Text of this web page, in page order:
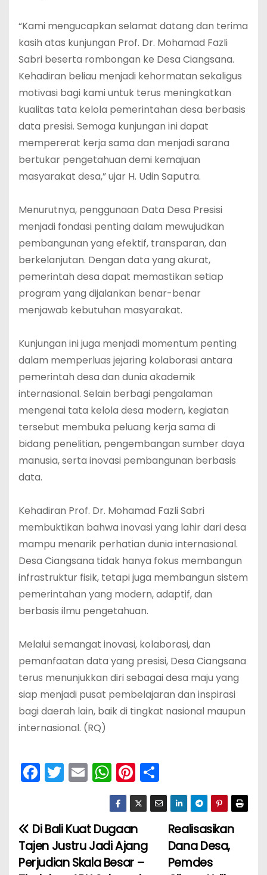
‎“Kami mengucapkan selamat datang dan terima
kasih atas kunjungan Prof. Dr. Mohamad Fazli
Sabri beserta rombongan ke Desa Ciangsana.
Kehadiran beliau menjadi kehormatan sekaligus
motivasi bagi kami untuk terus meningkatkan
kualitas tata kelola pemerintahan desa berbasis
data presisi. Semoga kunjungan ini dapat
mempererat kerja sama dan menjadi sarana
bertukar pengetahuan demi kemajuan
masyarakat desa,” ujar H. Udin Saputra.
‎Menurutnya, penggunaan Data Desa Presisi
menjadi fondasi penting dalam mewujudkan
pembangunan yang efektif, transparan, dan
berkelanjutan. Dengan data yang akurat,
pemerintah desa dapat memastikan setiap
program yang dijalankan benar-benar
menjawab kebutuhan masyarakat.
‎Kunjungan ini juga menjadi momentum penting
dalam memperluas jejaring kolaborasi antara
pemerintah desa dan dunia akademik
internasional. Selain berbagi pengalaman
mengenai tata kelola desa modern, kegiatan
tersebut membuka peluang kerja sama di
bidang penelitian, pengembangan sumber daya
manusia, serta inovasi pembangunan berbasis
data.
‎Kehadiran Prof. Dr. Mohamad Fazli Sabri
membuktikan bahwa inovasi yang lahir dari desa
mampu menarik perhatian dunia internasional.
Desa Ciangsana tidak hanya fokus membangun
infrastruktur fisik, tetapi juga membangun sistem
pemerintahan yang modern, adaptif, dan
berbasis ilmu pengetahuan.
‎Melalui semangat inovasi, kolaborasi, dan
pemanfaatan data yang presisi, Desa Ciangsana
terus menunjukkan diri sebagai desa maju yang
siap menjadi pusat pembelajaran dan inspirasi
bagi daerah lain, baik di tingkat nasional maupun
internasional. (RQ)
F
a
e
b
o
T
w
er
E
m
l
W
h
a
ts
A
p
Pi
nt
er
e
st
h
ar
e
N
a
‎Realisasikan
Dana Desa,
Pemdes
Di Bali Kuat Dugaan
Tajen Justru Jadi Ajang
Perjudian Skala Besar –